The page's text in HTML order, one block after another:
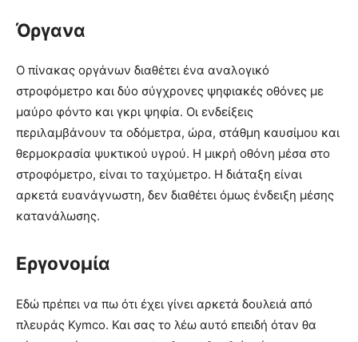
Όργανα
Ο πίνακας οργάνων διαθέτει ένα αναλογικό
στροφόμετρο και δύο σύγχρονες ψηφιακές οθόνες με
μαύρο φόντο και γκρι ψηφία. Οι ενδείξεις
περιλαμβάνουν τα οδόμετρα, ώρα, στάθμη καυσίμου και
θερμοκρασία ψυκτικού υγρού. Η μικρή οθόνη μέσα στο
στροφόμετρο, είναι το ταχύμετρο. Η διάταξη είναι
αρκετά ευανάγνωστη, δεν διαθέτει όμως ένδειξη μέσης
κατανάλωσης.
Εργονομία
Εδώ πρέπει να πω ότι έχει γίνει αρκετά δουλειά από
πλευράς Kymco. Και σας το λέω αυτό επειδή όταν θα